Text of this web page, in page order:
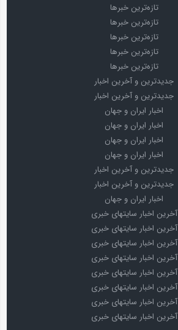
تازه‌ترین خبرها
تازه‌ترین خبرها
تازه‌ترین خبرها
تازه‌ترین خبرها
تازه‌ترین خبرها
جدیدترین و آخرین اخبار
جدیدترین و آخرین اخبار
اخبار ایران و جهان
اخبار ایران و جهان
اخبار ایران و جهان
اخبار ایران و جهان
جدیدترین و آخرین اخبار
جدیدترین و آخرین اخبار
اخبار ایران و جهان
آخرین اخبار سایتهای خبری
آخرین اخبار سایتهای خبری
آخرین اخبار سایتهای خبری
آخرین اخبار سایتهای خبری
آخرین اخبار سایتهای خبری
آخرین اخبار سایتهای خبری
آخرین اخبار سایتهای خبری
آخرین اخبار سایتهای خبری